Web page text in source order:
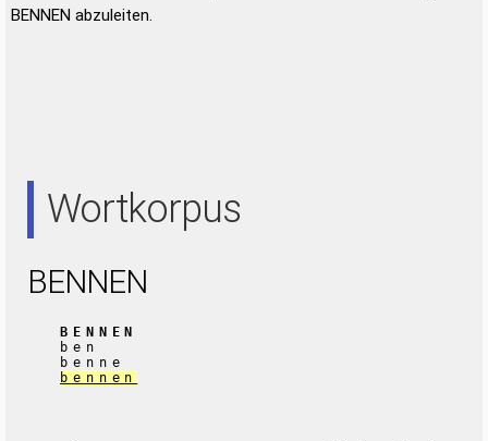
BENNEN abzuleiten.
Wortkorpus
BENNEN
BENNEN
ben
benne
bennen